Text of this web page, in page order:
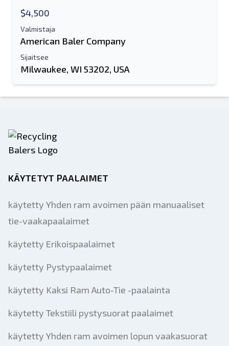
$4,500
Valmistaja
American Baler Company
Sijaitsee
Milwaukee, WI 53202, USA
KÄYTETYT PAALAIMET
käytetty Yhden ram avoimen pään manuaaliset
tie-vaakapaalaimet
käytetty Erikoispaalaimet
käytetty Pystypaalaimet
käytetty Kaksi Ram Auto-Tie -paalainta
käytetty Tekstiili pystysuorat paalaimet
käytetty Yhden ram avoimen lopun vaakasuorat